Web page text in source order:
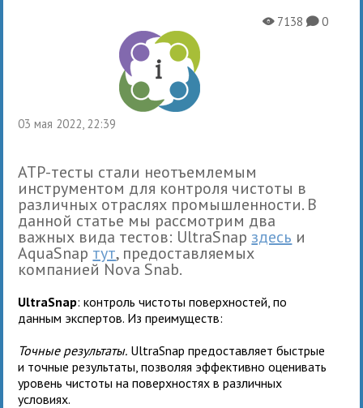
03 мая 2022, 22:39
X7138K0
ATP-тесты стали неотъемлемым
инструментом для контроля чистоты в
различных отраслях промышленности. В
данной статье мы рассмотрим два
важных вида тестов: UltraSnap здесь и
AquaSnap тут, предоставляемых
компанией Nova Snab.
UltraSnap: контроль чистоты поверхностей, по
данным экспертов. Из преимуществ:
Точные результаты. UltraSnap предоставляет быстрые
и точные результаты, позволяя эффективно оценивать
уровень чистоты на поверхностях в различных
условиях.